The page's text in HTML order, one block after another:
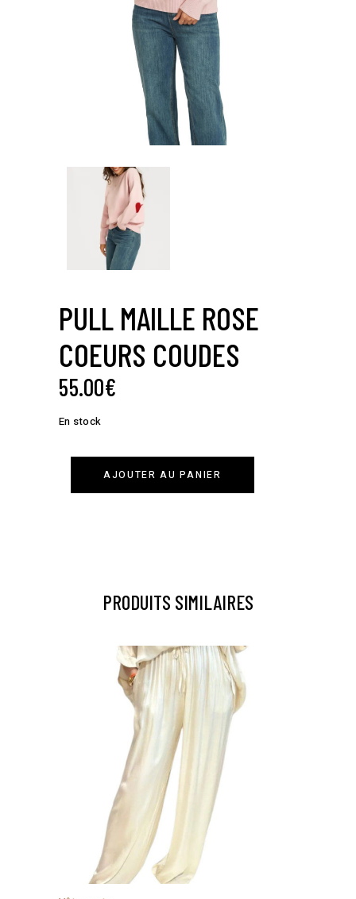
PULL MAILLE ROSE
COEURS COUDES
55.00€
En stock
AJOUTER AU PANIER
PRODUITS SIMILAIRES